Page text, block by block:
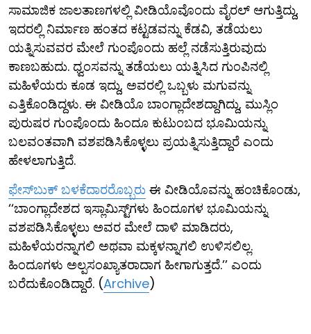
ಸಾಮಾಜಿಕ ಜಾಲತಾಣಗಳಲ್ಲಿ ವೀಡಿಯೊವೊಂದು ವೈರಲ್ ಆಗುತ್ತಿದ್ದು,
ಇದರಲ್ಲಿ ನಿರ್ಮಾಣ ಹಂತದ ಕಟ್ಟಡವನ್ನು ಕೆಡವಿ, ತಡೆಯಲು
ಯತ್ನಿಸುವವರ ಮೇಲೆ ಗುಂಪೊಂದು ಹಲ್ಲೆ ನಡೆಸುತ್ತಿರುವುದು
ಕಾಣಬಹುದು. ಧ್ವಂಸವನ್ನು ತಡೆಯಲು ಯತ್ನಿಸಿದ ಗುಂಪಿನಲ್ಲಿ
ಮಹಿಳೆಯರು ಕೂಡ ಇದ್ದು, ಅವರಲ್ಲಿ ಒಬ್ಬಳು ಮಗುವನ್ನು
ಎತ್ತಿಕೊಂಡಿದ್ದಳು. ಈ ವೀಡಿಯೊ ಬಾಂಗ್ಲಾದೇಶದ್ದಾಗಿದ್ದು, ಮುಸ್ಲಿಂ
ಪುರುಷರ ಗುಂಪೊಂದು ಹಿಂದೂ ಕುಟುಂಬದ ಭೂಮಿಯನ್ನು
ಬಲವಂತವಾಗಿ ವಶಪಡಿಸಿಕೊಳ್ಳಲು ಪ್ರಯತ್ನಿಸುತ್ತಿದ್ದಾರೆ ಎಂದು
ಹೇಳಲಾಗುತ್ತಿದೆ.
ಫೇಸ್​ಬುಕ್ ಬಳಕೆದಾರರೊಬ್ಬರು ಈ ವೀಡಿಯೊವನ್ನು ಹಂಚಿಕೊಂಡು,
‘‘ಬಾಂಗ್ಲಾದೇಶದ ಇಸ್ಲಾಮಿಸ್ಟ್‌ಗಳು ಹಿಂದೂಗಳ ಭೂಮಿಯನ್ನು
ವಶಪಡಿಸಿಕೊಳ್ಳಲು ಅವರ ಮೇಲೆ ದಾಳಿ ಮಾಡಿದರು,
ಮಹಿಳೆಯರನ್ನಾಗಲಿ ಅಥವಾ ಮಕ್ಕಳನ್ನಾಗಲಿ ಉಳಿಸಲಿಲ್ಲ.
ಹಿಂದೂಗಳು ಅಲ್ಪಸಂಖ್ಯಾತರಾದಾಗ ಹೀಗಾಗುತ್ತದೆ.’’ ಎಂದು
ಬರೆದುಕೊಂಡಿದ್ದಾರೆ. (Archive)